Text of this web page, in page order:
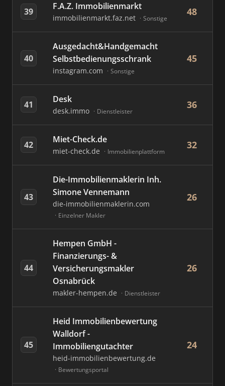
39 F.A.Z. Immobilienmarkt
immobilienmarkt.faz.net Sonstige
48
40
Ausgedacht&Handgemacht
Selbstbedienungsschrank
instagram.com Sonstige
45
41 Desk
desk.immo Dienstleister
36
42 Miet-Check.de
miet-check.de Immobilienplattform
32
43
Die-Immobilienmaklerin Inh.
Simone Vennemann
die-immobilienmaklerin.com
Einzelner Makler
26
44
Hempen GmbH -
Finanzierungs- &
Versicherungsmakler
Osnabrück
makler-hempen.de Dienstleister
26
45
Heid Immobilienbewertung
Walldorf -
Immobiliengutachter
heid-immobilienbewertung.de
Bewertungsportal
24